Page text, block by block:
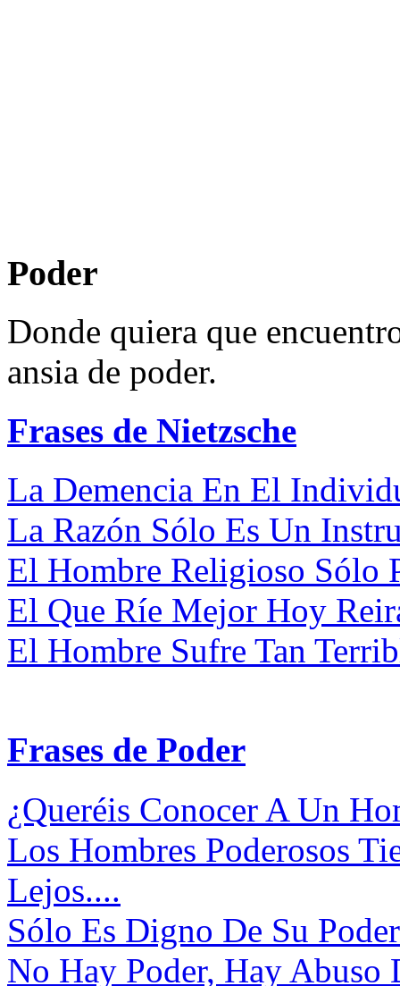
Poder
Donde quiera que
ansia de poder.
Frases de Nietzsche
La Demencia En El
La Razón Sólo Es Un
El Hombre Religioso Sólo
El Que Ríe Mejor Hoy
El Hombre Sufre Tan
Frases de Poder
¿Queréis Conocer A Un
Los Hombres Poderosos
Lejos....
Sólo Es Digno De Su
No Hay Poder, Hay Abuso